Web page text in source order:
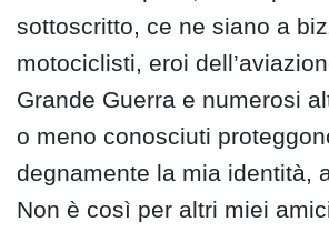
sottoscritto, ce ne siano a
motociclisti, eroi
Grande Guerra e numerosi
o meno conosciuti
degnamente la mia identità,
Non è così per altri miei